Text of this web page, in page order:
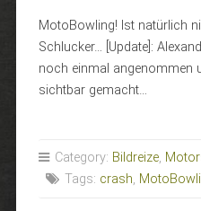
MotoBowling! Ist natürlich
Schlucker… [Update]:
noch einmal angenommen
sichtbar gemacht…
Category: Bildreize,
Tags: crash,